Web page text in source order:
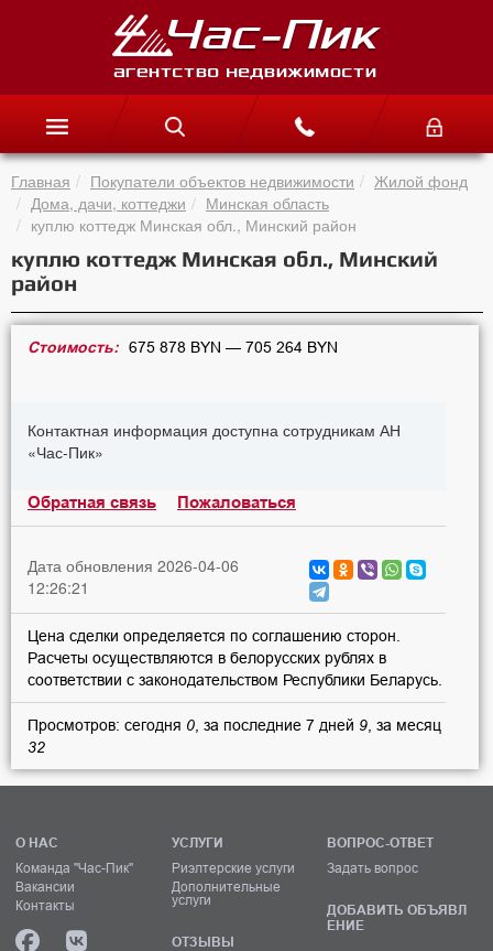
Главная Покупатели объектов недвижимости
Жилой фонд
Дома, дачи, коттеджи
Минская область
куплю коттедж Минская обл., Минский район
куплю коттедж Минская обл., Минский
район
Стоимость: 675 878 BYN — 705 264 BYN
Контактная информация доступна сотрудникам АН
«Час-Пик»
Обратная связь Пожаловаться
Дата обновления 2026-04-06
12:26:21
Цена сделки определяется по соглашению сторон.
Расчеты осуществляются в белорусских рублях в
соответствии с законодательством Республики Беларусь.
Просмотров: сегодня 0 , за последние 7 дней 9 , за месяц
32
О НАС
Команда "Час-Пик"
Вакансии
Контакты
УСЛУГИ
Риэлтерские услуги
Дополнительные
услуги
ОТЗЫВЫ
ВОПРОС-ОТВЕТ
Задать вопрос
ДОБАВИТЬ ОБЪЯВЛ
ЕНИЕ